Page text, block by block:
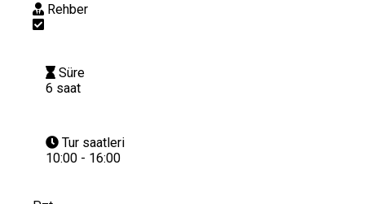
Rehber
Süre
6 saat
Tur saatleri
10:00 - 16:00